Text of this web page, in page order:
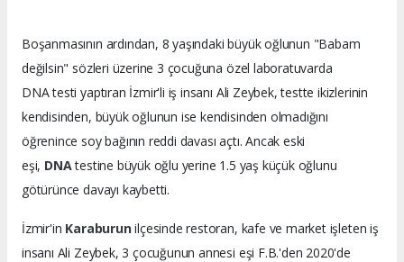
Boşanmasının ardından, 8 yaşındaki büyük oğlunun "Babam
değilsin" sözleri üzerine 3 çocuğuna özel laboratuvarda
DNA testi yaptıran İzmir'li iş insanı Ali Zeybek, testte ikizlerinin
kendisinden, büyük oğlunun ise kendisinden olmadığını
öğrenince soy bağının reddi davası açtı. Ancak eski
eşi, DNAtestine büyük oğlu yerine 1.5 yaş küçük oğlunu
götürünce davayı kaybetti.
İzmir'in Karaburunilçesinde restoran, kafe ve market işleten iş
insanı Ali Zeybek, 3 çocuğunun annesi eşi F.B.'den 2020'de